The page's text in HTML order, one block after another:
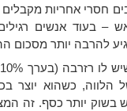
חסרי אחריות מקבלים
– בעוד אנשים
להרבה יותר מסכום
הלווה, כשהוא יוצר
בשוק יותר כסף. זה